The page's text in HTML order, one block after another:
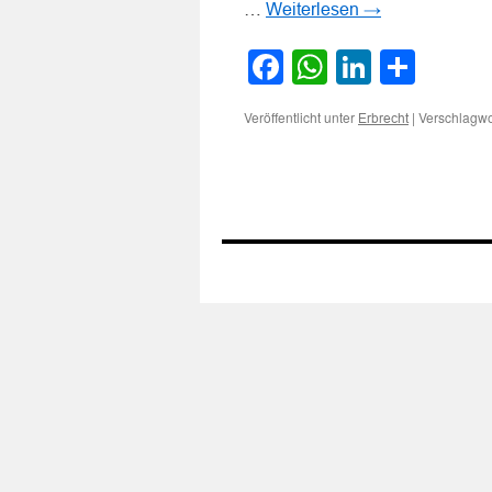
Weiterlesen →
Facebook
WhatsApp
LinkedIn
Veröffentlicht unter Erbrecht |